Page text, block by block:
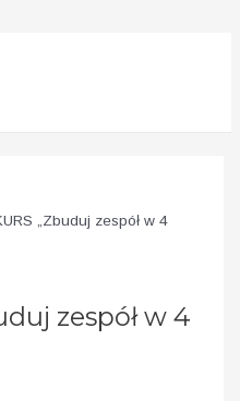
„Zbuduj zespół w 4
zespół w 4